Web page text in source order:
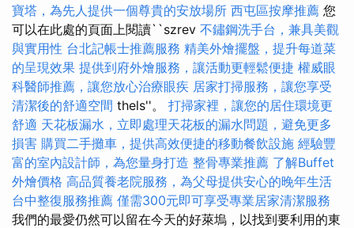
寶塔，為先人提供一個尊貴的安放場所 西屯區按摩推薦 您
可以在此處的頁面上閱讀``szrev 不鏽鋼洗手台，兼具美觀
與實用性 台北記帳士推薦服務 精美外燴擺盤，提升每道菜
的呈現效果 提供到府外燴服務，讓活動更輕鬆便捷 權威眼
科醫師推薦，讓您放心治療眼疾 居家打掃服務，讓您享受
清潔後的舒適空間 thels''。 打掃家裡，讓您的居住環境更
舒適 天花板漏水，立即處理天花板的漏水問題，避免更多
損害 購買二手攤車，提供高效便捷的移動餐飲設施 經驗豐
富的室內設計師，為您量身打造 整骨專業推薦 了解Buffet
外燴價格 高品質養老院服務，為父母提供安心的晚年生活
台中整復服務推薦 僅需300元即可享受專業居家清潔服務
我們的最愛仍然可以留在今天的好萊塢，以找到要利用的東